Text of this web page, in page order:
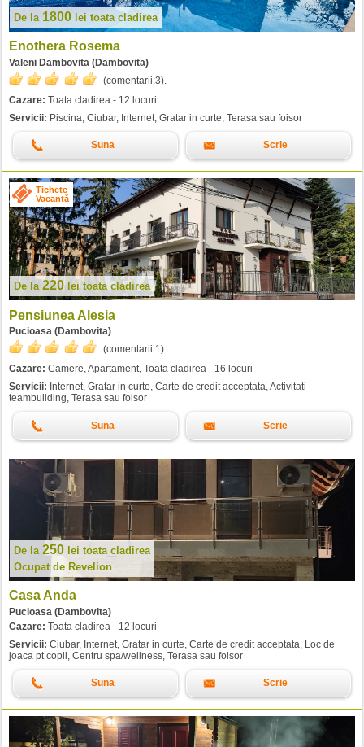
De la 1800 lei toata cladirea
Enothera Rosema
Valeni Dambovita (Dambovita)
(comentarii:3).
Cazare: Toata cladirea - 12 locuri
Servicii: Piscina, Ciubar, Internet, Gratar in curte, Terasa sau foisor
Suna Scrie
Tichete
Vacanță
De la 220 leitoata cladirea
Pensiunea Alesia
Pucioasa (Dambovita)
(comentarii:1).
Cazare: Camere, Apartament, Toata cladirea - 16 locuri
Servicii: Internet, Gratar in curte, Carte de credit acceptata, Activitati
teambuilding, Terasa sau foisor
Suna Scrie
De la 250 lei toata cladirea
Ocupat de Revelion
Casa Anda
Pucioasa (Dambovita)
Cazare: Toata cladirea - 12 locuri
Servicii: Ciubar, Internet, Gratar in curte, Carte de credit acceptata, Loc de
joaca pt copii, Centru spa/wellness, Terasa sau foisor
Suna Scrie